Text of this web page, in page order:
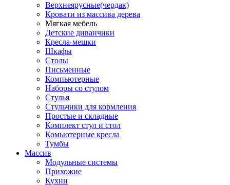
Верхнеярусные(чердак)
Кровати из массива дерева
Мягкая мебель
Детские диванчики
Кресла-мешки
Шкафы
Столы
Письменные
Компьютерные
Наборы со стулом
Стулья
Стульчики для кормления
Простые и складные
Комплект стул и стол
Комьютерные кресла
Тумбы
Массив
Модульные системы
Прихожие
Кухни